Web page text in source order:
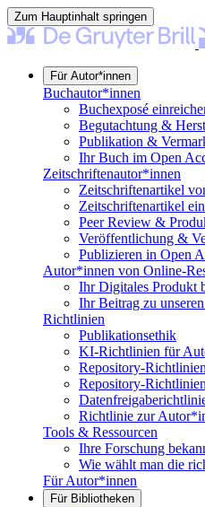
Zum Hauptinhalt springen
Für Autor*innen
Buchautor*innen
Buchexposé
Begutachtung &
Publikation &
Ihr Buch im Open
Zeitschriftenautor*innen
Zeitschriftenartikel
Zeitschriftenartikel
Peer Review &
Veröffentlichung &
Publizieren in Open
Autor*innen von Online-
Ihr Digitales Produkt
Ihr Beitrag zu
Richtlinien
Publikationsethik
KI-Richtlinien für
Repository-
Repository-
Richtlinie zur
Tools & Ressourcen
Ihre Forschung
Wie wählt man die
Für Autor*innen
Für Bibliotheken